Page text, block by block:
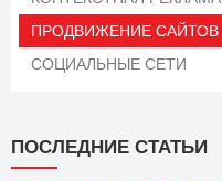
ПРОДВИЖЕНИЕ САЙТОВ
СОЦИАЛЬНЫЕ СЕТИ
ПОСЛЕДНИЕ СТАТЬИ